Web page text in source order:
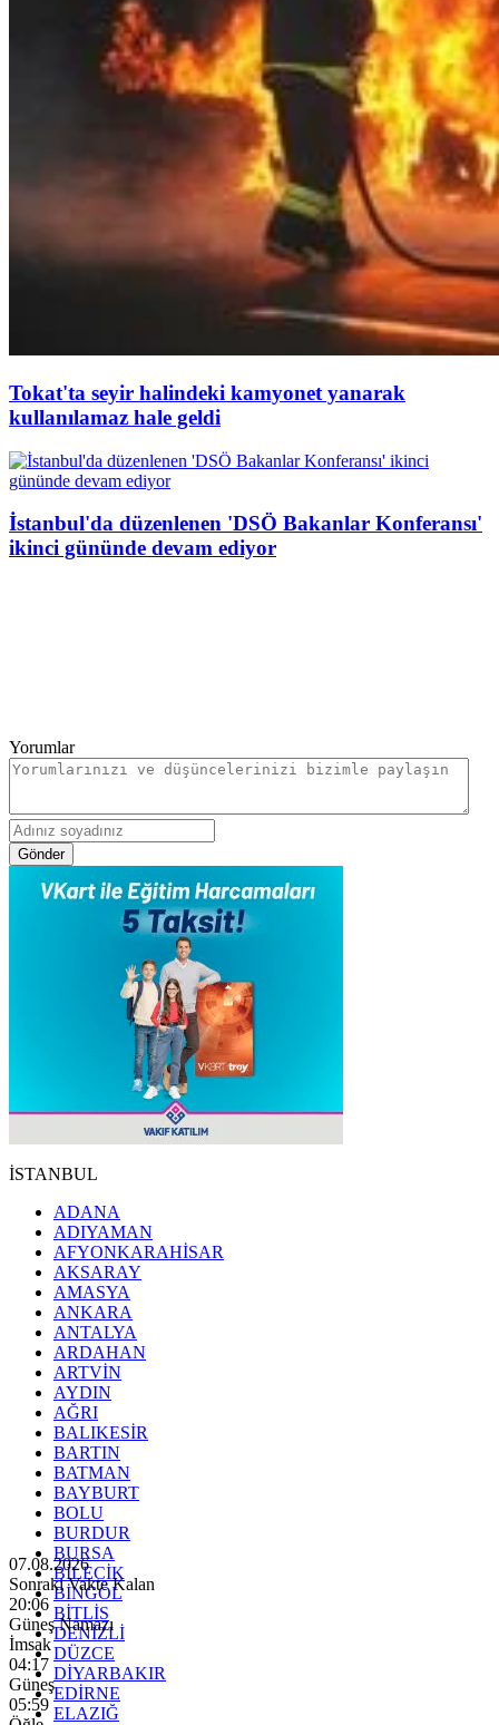
Tokat'ta seyir halindeki kamyonet yanarak
kullanılamaz hale geldi
İstanbul'da düzenlenen 'DSÖ Bakanlar Konferansı'
ikinci gününde devam ediyor
Yorumlar
Gönder
İSTANBUL
ADANA
ADIYAMAN
AFYONKARAHİSAR
AKSARAY
AMASYA
ANKARA
ANTALYA
ARDAHAN
ARTVİN
AYDIN
AĞRI
BALIKESİR
BARTIN
BATMAN
BAYBURT
BOLU
BURDUR
BURSA
BİLECİK
BİNGÖL
BİTLİS
DENİZLİ
DÜZCE
DİYARBAKIR
EDİRNE
ELAZIĞ
07.08.2026
Sonraki Vakte Kalan
20:04
Güneş Namazı
İmsak
04:17
Güneş
05:59